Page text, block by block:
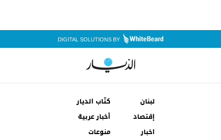
DIGITAL SOLUTIONS BY
لبنان
كتّاب الديار
إقتصاد
أخبار عربية
اخبار
منوعات